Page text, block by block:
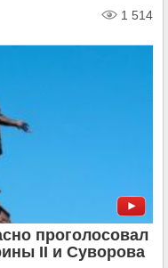
1 514
проголосовал
II и Суворова